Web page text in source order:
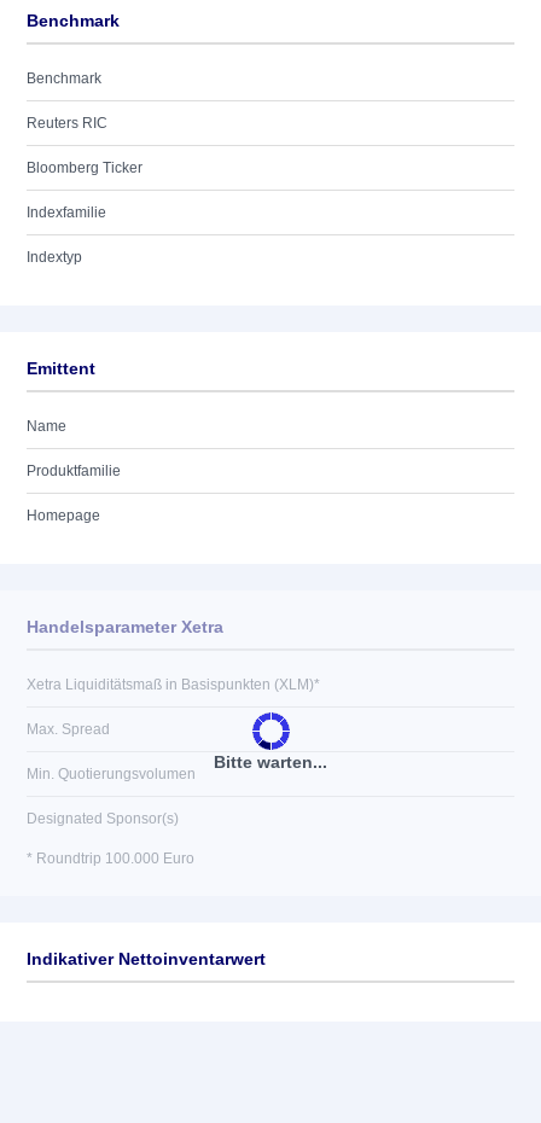
Benchmark
Benchmark
Reuters RIC
Bloomberg Ticker
Indexfamilie
Indextyp
Emittent
Name
Produktfamilie
Homepage
Bitte warten...
Handelsparameter Xetra
Xetra Liquiditätsmaß in Basispunkten (XLM)*
Max. Spread
Min. Quotierungsvolumen
Designated Sponsor(s)
* Roundtrip 100.000 Euro
Indikativer Nettoinventarwert